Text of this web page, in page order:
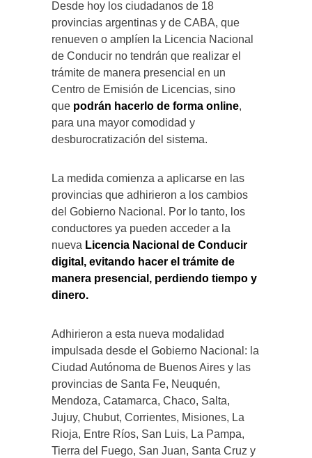
Desde hoy los ciudadanos de 18
provincias argentinas y de CABA, que
renueven o amplíen la Licencia Nacional
de Conducir no tendrán que realizar el
trámite de manera presencial en un
Centro de Emisión de Licencias, sino
que podrán hacerlo de forma online,
para una mayor comodidad y
desburocratización del sistema.
La medida comienza a aplicarse en las
provincias que adhirieron a los cambios
del Gobierno Nacional. Por lo tanto, los
conductores ya pueden acceder a la
nueva Licencia Nacional de Conducir
digital, evitando hacer el trámite de
manera presencial, perdiendo tiempo y
dinero.
Adhirieron a esta nueva modalidad
impulsada desde el Gobierno Nacional: la
Ciudad Autónoma de Buenos Aires y las
provincias de Santa Fe, Neuquén,
Mendoza, Catamarca, Chaco, Salta,
Jujuy, Chubut, Corrientes, Misiones, La
Rioja, Entre Ríos, San Luis, La Pampa,
Tierra del Fuego, San Juan, Santa Cruz y